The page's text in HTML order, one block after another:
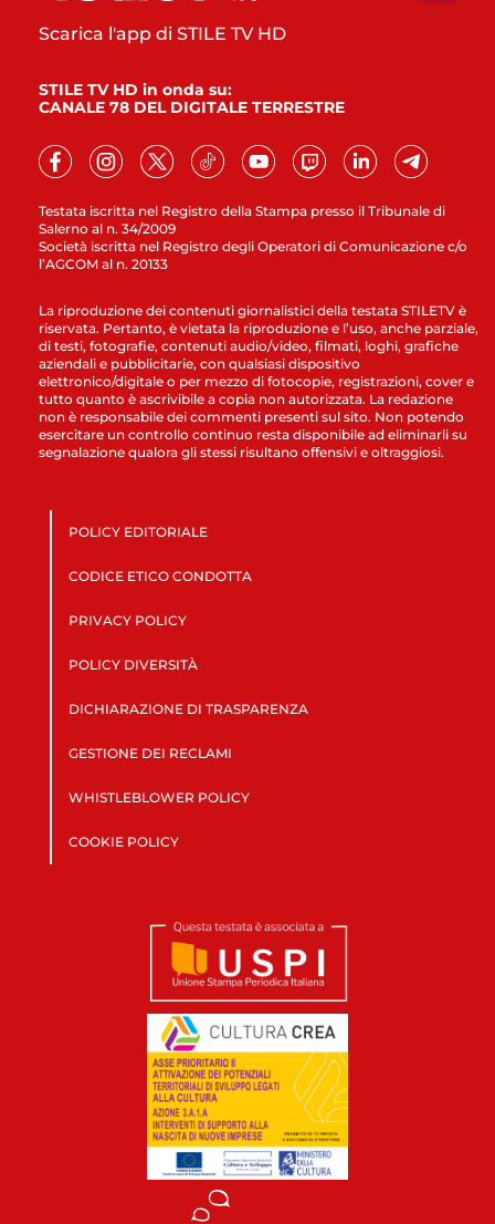
Testata iscritta nel Registro della Stampa presso il Tribunale di
Salerno al n. 34/2009
Società iscritta nel Registro degli Operatori di Comunicazione c/o
l’AGCOM al n. 20133
Scarica l'app di STILE TV HD
STILE TV HD in onda su:
CANALE 78 DEL DIGITALE TERRESTRE
La riproduzione dei contenuti giornalistici della testata STILETV è
riservata. Pertanto, è vietata la riproduzione e l’uso, anche parziale,
di testi, fotografie, contenuti audio/video, filmati, loghi, grafiche
aziendali e pubblicitarie, con qualsiasi dispositivo
elettronico/digitale o per mezzo di fotocopie, registrazioni, cover e
tutto quanto è ascrivibile a copia non autorizzata. La redazione
non è responsabile dei commenti presenti sul sito. Non potendo
esercitare un controllo continuo resta disponibile ad eliminarli su
segnalazione qualora gli stessi risultano offensivi e oltraggiosi.
POLICY EDITORIALE
CODICE ETICO CONDOTTA
PRIVACY POLICY
POLICY DIVERSITÀ
DICHIARAZIONE DI TRASPARENZA
GESTIONE DEI RECLAMI
WHISTLEBLOWER POLICY
COOKIE POLICY